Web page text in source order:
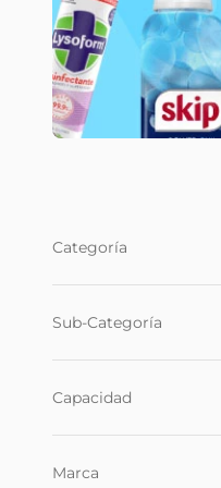
Precio sin
$3170,48
＋
Categoría
Insecticidas
Sub-Categoría
Cocina
Baño (18)
Capacidad
260 gr
Marca